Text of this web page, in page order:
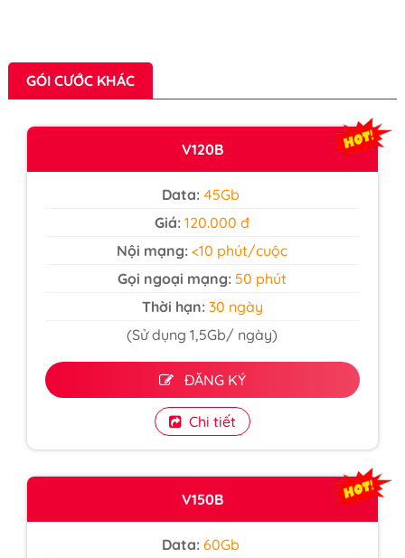
GÓI CƯỚC KHÁC
V120B
Data: 45Gb
Giá:120.000 đ
Nội mạng:<10 phút/cuộc
Gọi ngoại mạng: 50 phút
Thời hạn:30 ngày
(Sử dụng 1,5Gb/ ngày)
ĐĂNG KÝ
Chi tiết
V150B
Data: 60Gb